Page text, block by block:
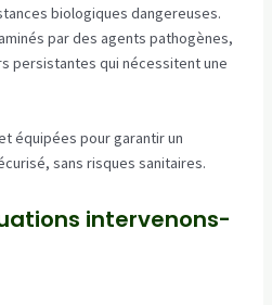
biologiques dangereuses.
par des agents pathogènes,
persistantes qui nécessitent une
équipées pour garantir un
sans risques sanitaires.
intervenons-